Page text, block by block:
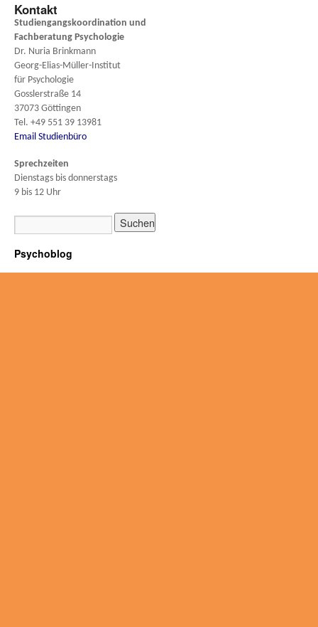
Kontakt
Studiengangskoordination und
Fachberatung Psychologie
Dr. Nuria Brinkmann
Georg-Elias-Müller-Institut
für Psychologie
Gosslerstraße 14
37073 Göttingen
Tel. +49 551 39 13981
Email Studienbüro
Sprechzeiten
Dienstags bis donnerstags
9 bis 12 Uhr
Psychoblog